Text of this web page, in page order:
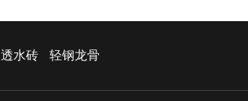
透水砖 轻钢龙骨